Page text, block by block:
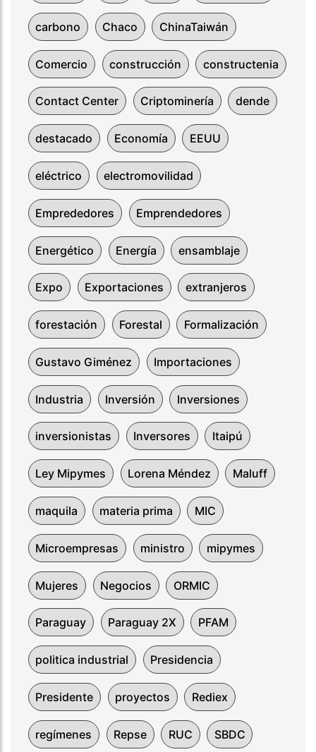
carbono Chaco ChinaTaiwán
Comercio construcción constructenia
Contact Center Criptominería dende
destacado Economía EEUU
eléctrico electromovilidad
Emprededores Emprendedores
Energético Energía ensamblaje
Expo Exportaciones extranjeros
forestación Forestal Formalización
Gustavo Giménez Importaciones
Industria Inversión Inversiones
inversionistas Inversores Itaipú
Ley Mipymes Lorena Méndez Maluff
maquila materia prima MIC
Microempresas ministro mipymes
Mujeres Negocios ORMIC
Paraguay Paraguay 2X PFAM
politica industrial Presidencia
Presidente proyectos Rediex
regímenes Repse RUC SBDC